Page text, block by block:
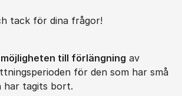
tack för dina frågor!
möjligheten till förlängning av
för den som har små
har tagits bort.